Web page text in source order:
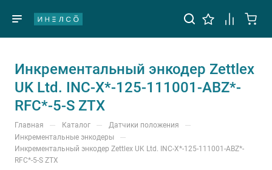
Инкрементальный энкодер Zettlex
UK Ltd. INC-X*-125-111001-ABZ*-
RFC*-5-S ZTX
Главная — Каталог — Датчики положения —
Инкрементальные энкодеры —
Инкрементальный энкодер Zettlex UK Ltd. INC-X*-125-111001-ABZ*-
RFC*-5-S ZTX